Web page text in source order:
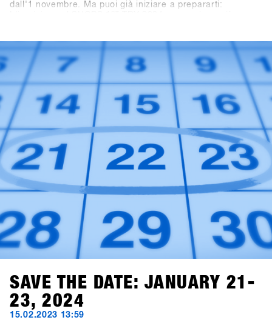
dall'1 novembre. Ma puoi già iniziare a prepararti:
BASE per il tuo negozio, è giunto il momento di crearlo.
Puoi già ora creare gratuitamente un account per il tuo
negozio. Dall'1 novembre, potrai effettuare l'accesso, fare
alcuni clic e sarai ufficialmente registrato per il SHOPS 1
TRY 2024.Con 76 marchi partecipanti, non vediamo l'ora di
darti il benvenuto!
SAVE THE DATE: JANUARY 21-
23, 2024
15.02.2023 13:59